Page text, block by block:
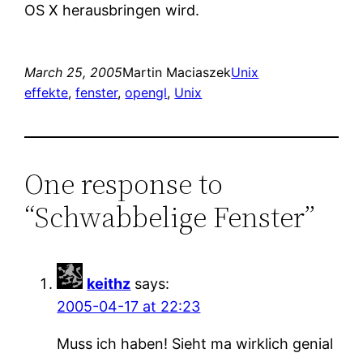
OS X herausbringen wird.
March 25, 2005Martin MaciaszekUnix
effekte, fenster, opengl, Unix
One response to
“Schwabbelige Fenster”
keithz says:
2005-04-17 at 22:23
Muss ich haben! Sieht ma wirklich genial